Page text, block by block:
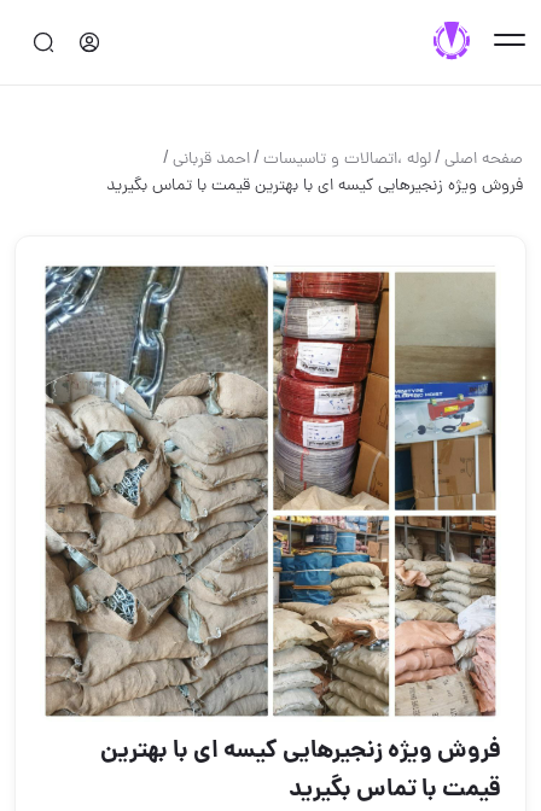
صفحه اصلی/لوله ،اتصالات و تاسیسات/احمد قربانی/
فروش ویژه زنجیرهایی کیسه ای با بهترین قیمت با تماس بگیرید
فروش ویژه زنجیرهایی کیسه ای با بهترین
قیمت با تماس بگیرید